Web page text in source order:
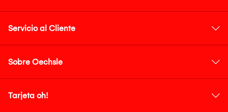
Servicio al Cliente
Sobre Oechsle
Tarjeta oh!